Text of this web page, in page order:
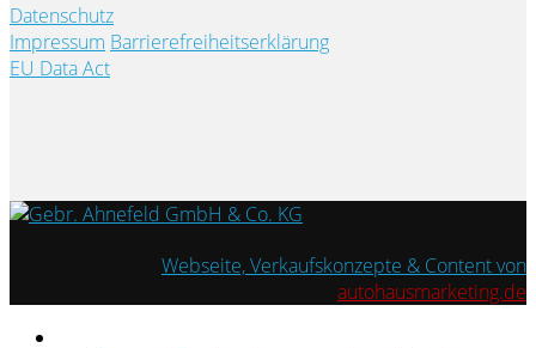
Datenschutz
Impressum Barrierefreiheitserklärung
EU Data Act
Webseite, Verkaufskonzepte & Content von
autohausmarketing.de